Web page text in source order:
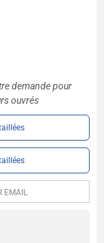
demande pour
ouvrés
EMAIL